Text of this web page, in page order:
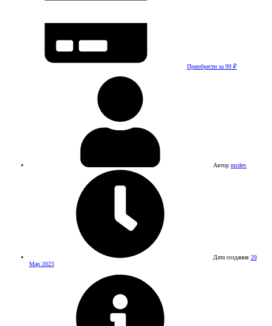
Приобрести за 99 ₽
Автор mcdev
Дата создания 29
Мар 2023